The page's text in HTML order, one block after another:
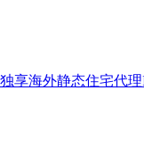
享海外静态住宅代理